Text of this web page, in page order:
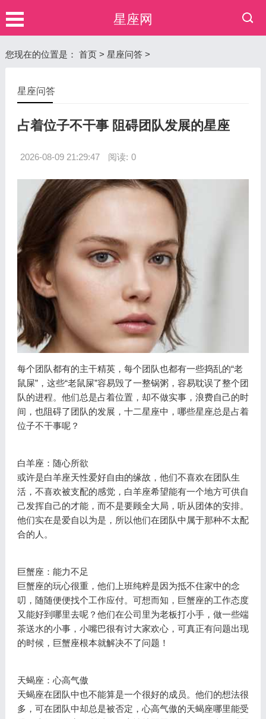
星座网
您现在的位置是： 首页> 星座问答>
星座问答
占着位子不干事 阻碍团队发展的星座
2026-08-09 21:29:47 阅读: 0
每个团队都有的主干精英，每个团队也都有一些捣乱的“老
鼠屎”，这些“老鼠屎”容易毁了一整锅粥，容易耽误了整个团
队的进程。他们总是占着位置，却不做实事，浪费自己的时
间，也阻碍了团队的发展，十二星座中，哪些星座总是占着
位子不干事呢？
白羊座：随心所欲
或许是白羊座天性爱好自由的缘故，他们不喜欢在团队生
活，不喜欢被支配的感觉，白羊座希望能有一个地方可供自
己发挥自己的才能，而不是要顾全大局，听从团体的安排。
他们实在是爱自以为是，所以他们在团队中属于那种不太配
合的人。
巨蟹座：能力不足
巨蟹座的玩心很重，他们上班纯粹是因为抵不住家中的念
叨，随随便便找个工作应付。可想而知，巨蟹座的工作态度
又能好到哪里去呢？他们在公司里为老板打小手，做一些端
茶送水的小事，小嘴巴很有讨大家欢心，可真正有问题出现
的时候，巨蟹座根本就解决不了问题！
天蝎座：心高气傲
天蝎座在团队中也不能算是一个很好的成员。他们的想法很
多，可在团队中却总是被否定，心高气傲的天蝎座哪里能受